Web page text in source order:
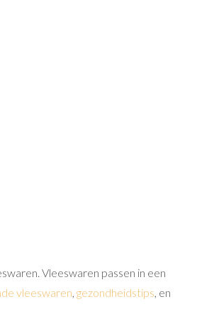
Vleeswaren passen in een
vleeswaren,gezondheidstips, en